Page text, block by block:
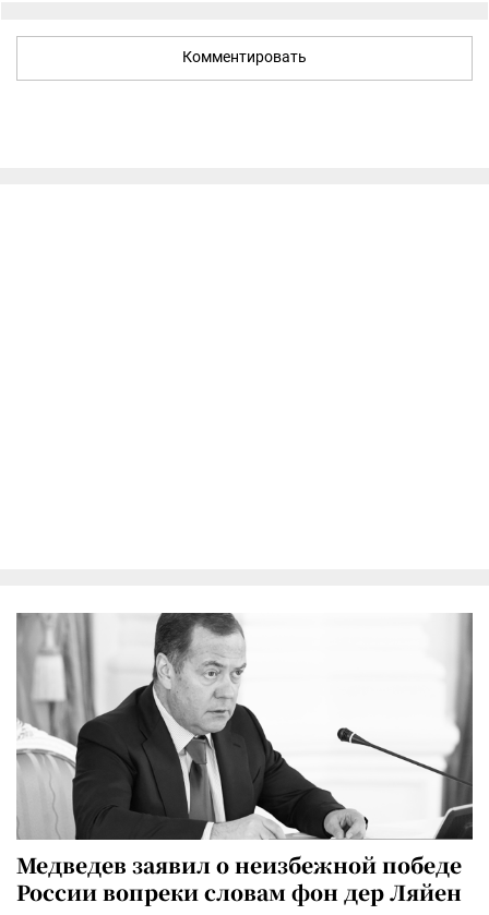
Комментировать
Медведев заявил о неизбежной победе
России вопреки словам фон дер Ляйен